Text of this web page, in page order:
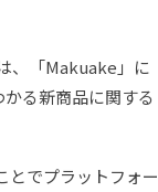
、「Makuake」に
る新商品に関する
でプラットフォー